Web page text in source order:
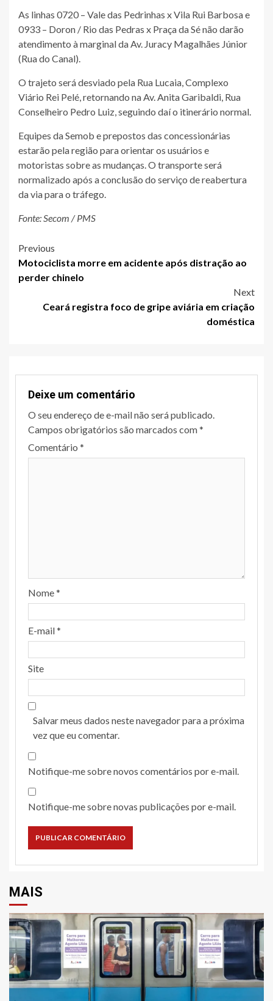
As linhas 0720 – Vale das Pedrinhas x Vila Rui Barbosa e
0933 – Doron / Rio das Pedras x Praça da Sé não darão
atendimento à marginal da Av. Juracy Magalhães Júnior
(Rua do Canal).
O trajeto será desviado pela Rua Lucaia, Complexo
Viário Rei Pelé, retornando na Av. Anita Garibaldi, Rua
Conselheiro Pedro Luiz, seguindo daí o itinerário normal.
Equipes da Semob e prepostos das concessionárias
estarão pela região para orientar os usuários e
motoristas sobre as mudanças. O transporte será
normalizado após a conclusão do serviço de reabertura
da via para o tráfego.
Fonte: Secom / PMS
Post
navigation
Previous
Motociclista morre em acidente após distração ao
perder chinelo
Next
Ceará registra foco de gripe aviária em criação
doméstica
Deixe um comentário
O seu endereço de e-mail não será publicado.
Campos obrigatórios são marcados com*
Comentário *
Nome*
E-mail*
Site
Salvar meus dados neste navegador para a próxima
vez que eu comentar.
Notifique-me sobre novos comentários por e-mail.
Notifique-me sobre novas publicações por e-mail.
MAIS